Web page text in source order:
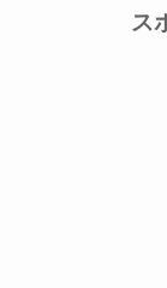
ス